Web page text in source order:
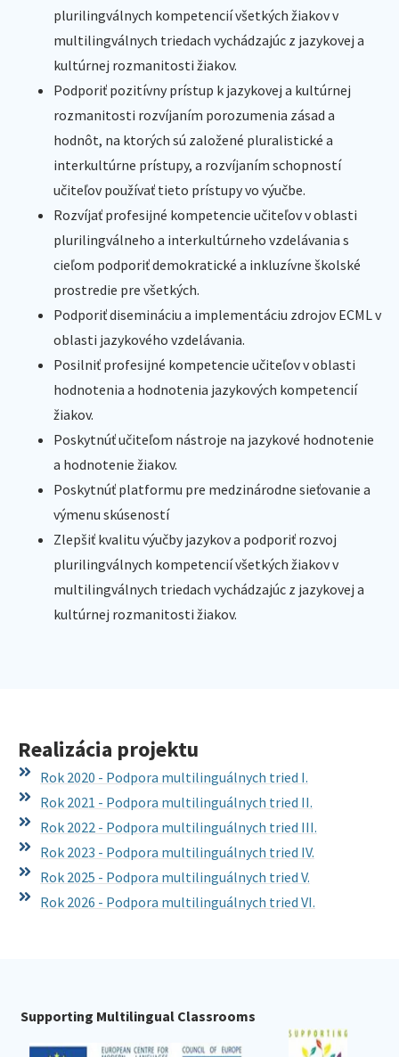
plurilingválnych kompetencií všetkých žiakov v
multilingválnych triedach vychádzajúc z jazykovej a
kultúrnej rozmanitosti žiakov.
Podporiť pozitívny prístup k jazykovej a kultúrnej
rozmanitosti rozvíjaním porozumenia zásad a
hodnôt, na ktorých sú založené pluralistické a
interkultúrne prístupy, a rozvíjaním schopností
učiteľov používať tieto prístupy vo výučbe.
Rozvíjať profesijné kompetencie učiteľov v oblasti
plurilingválneho a interkultúrneho vzdelávania s
cieľom podporiť demokratické a inkluzívne školské
prostredie pre všetkých.
Podporiť disemináciu a implementáciu zdrojov ECML v
oblasti jazykového vzdelávania.
Posilniť profesijné kompetencie učiteľov v oblasti
hodnotenia a hodnotenia jazykových kompetencií
žiakov.
Poskytnúť učiteľom nástroje na jazykové hodnotenie
a hodnotenie žiakov.
Poskytnúť platformu pre medzinárodne sieťovanie a
výmenu skúseností
Zlepšiť kvalitu výučby jazykov a podporiť rozvoj
plurilingválnych kompetencií všetkých žiakov v
multilingválnych triedach vychádzajúc z jazykovej a
kultúrnej rozmanitosti žiakov.
Realizácia projektu
Rok 2020 - Podpora multilinguálnych tried I.
Rok 2021 - Podpora multilinguálnych tried II.
Rok 2022 - Podpora multilinguálnych tried III.
Rok 2023 - Podpora multilinguálnych tried IV.
Rok 2025 - Podpora multilinguálnych tried V.
Rok 2026 - Podpora multilinguálnych tried VI.
Supporting Multilingual Classrooms